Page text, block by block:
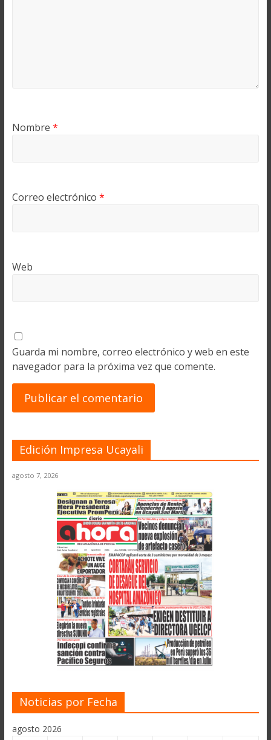
Nombre *
Correo electrónico *
Web
Guarda mi nombre, correo electrónico y web en este
navegador para la próxima vez que comente.
Edición Impresa Ucayali
agosto 7, 2026
Noticias por Fecha
agosto 2026